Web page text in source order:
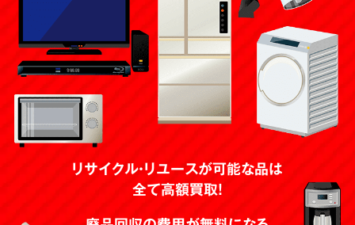
リサイクル・リユースが可能な品は
全て高額買取！